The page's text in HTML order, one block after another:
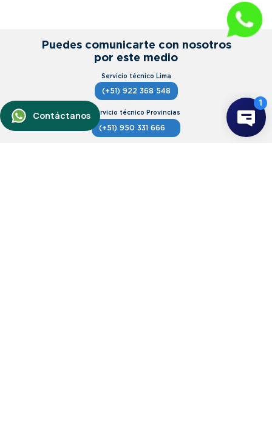
Puedes comunicarte con nosotros
por este medio
(+51) 922 368 548
(+51) 950 331 666